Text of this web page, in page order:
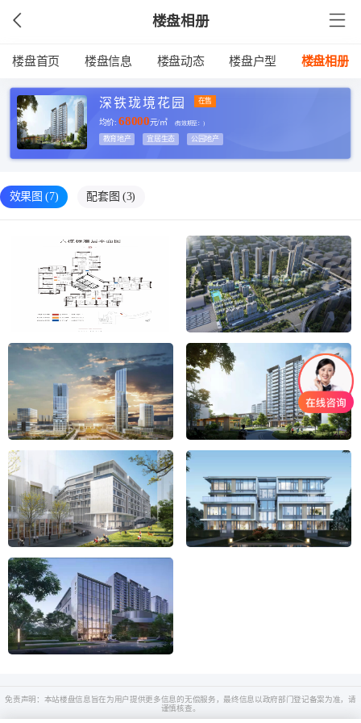
楼盘相册
楼盘首页 楼盘信息 楼盘动态 楼盘户型 楼盘相册
深铁珑境花园 在售
均价:68000元/㎡ (有效期至： )
教育地产 宜居生态 公园地产
效果图 (7) 配套图 (3)
免责声明：本站楼盘信息旨在为用户提供更多信息的无偿服务，最终信息以政府部门登记备案为准，请
谨慎核查。